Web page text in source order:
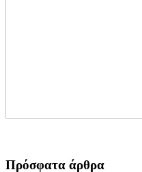
Πρόσφατα άρθρα